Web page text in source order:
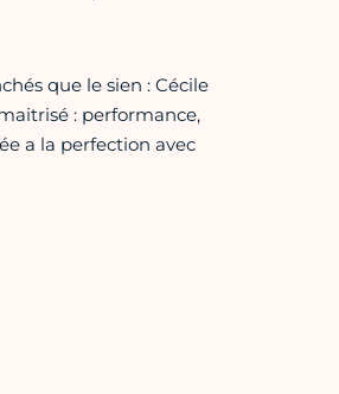
que le sien : Cécile
: performance,
a la perfection avec